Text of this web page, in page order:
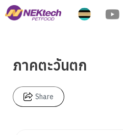
ภาคตะวันตก
Share